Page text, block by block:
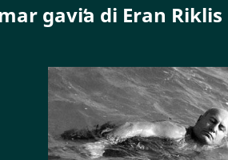
gaviʻa di Eran Riklis